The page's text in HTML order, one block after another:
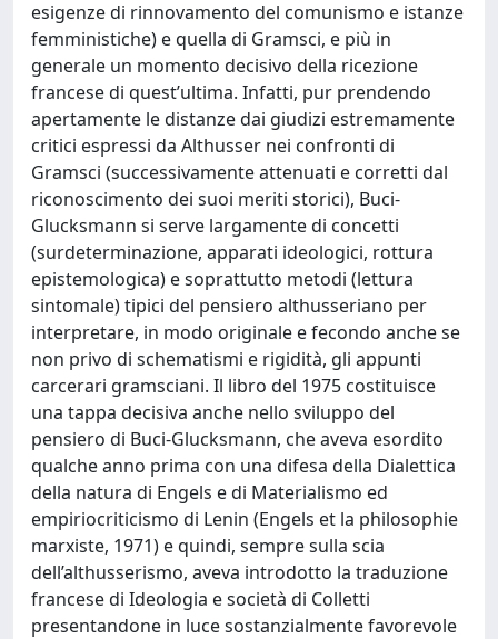
esigenze di rinnovamento del comunismo e istanze
femministiche) e quella di Gramsci, e più in
generale un momento decisivo della ricezione
francese di quest’ultima. Infatti, pur prendendo
apertamente le distanze dai giudizi estremamente
critici espressi da Althusser nei confronti di
Gramsci (successivamente attenuati e corretti dal
riconoscimento dei suoi meriti storici), Buci-
Glucksmann si serve largamente di concetti
(surdeterminazione, apparati ideologici, rottura
epistemologica) e soprattutto metodi (lettura
sintomale) tipici del pensiero althusseriano per
interpretare, in modo originale e fecondo anche se
non privo di schematismi e rigidità, gli appunti
carcerari gramsciani. Il libro del 1975 costituisce
una tappa decisiva anche nello sviluppo del
pensiero di Buci-Glucksmann, che aveva esordito
qualche anno prima con una difesa della Dialettica
della natura di Engels e di Materialismo ed
empiriocriticismo di Lenin (Engels et la philosophie
marxiste, 1971) e quindi, sempre sulla scia
dell’althusserismo, aveva introdotto la traduzione
francese di Ideologia e società di Colletti
presentandone in luce sostanzialmente favorevole